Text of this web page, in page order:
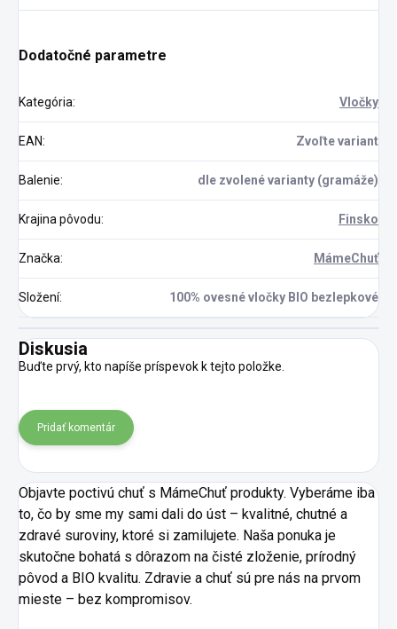
Dodatočné parametre
Kategória: Vločky
EAN: Zvoľte variant
Balenie: dle zvolené varianty (gramáže)
Krajina pôvodu: Finsko
Značka: MámeChuť
Složení: 100% ovesné vločky BIO bezlepkové
Diskusia
Buďte prvý, kto napíše príspevok k tejto položke.
Pridať komentár
Objavte poctivú chuť s MámeChuť produkty. Vyberáme iba
to, čo by sme my sami dali do úst – kvalitné, chutné a
zdravé suroviny, ktoré si zamilujete. Naša ponuka je
skutočne bohatá s dôrazom na čisté zloženie, prírodný
pôvod a BIO kvalitu. Zdravie a chuť sú pre nás na prvom
mieste – bez kompromisov.